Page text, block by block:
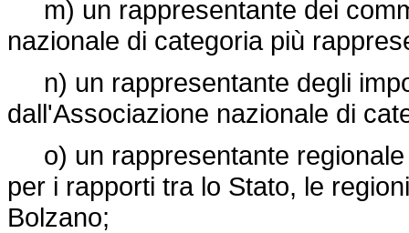
m) un rappresentante dei
nazionale di categoria più
n) un rappresentante degli
dall'Associazione nazionale di
o) un rappresentante regionale
per i rapporti tra lo Stato, le
Bolzano;